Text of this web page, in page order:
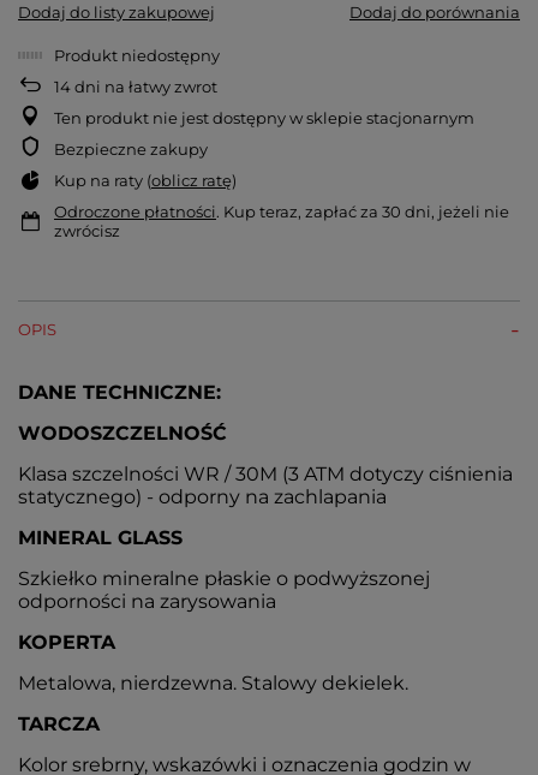
Dodaj do listy zakupowej Dodaj do porównania
Produkt niedostępny
14dni na łatwy zwrot
Ten produkt nie jest dostępny w sklepie stacjonarnym
Bezpieczne zakupy
Kup na raty (oblicz ratę)
Odroczone płatności. Kup teraz, zapłać za 30 dni, jeżeli nie
zwrócisz
OPIS
DANE TECHNICZNE:
WODOSZCZELNOŚĆ
Klasa szczelności WR / 30M (3 ATM dotyczy ciśnienia
statycznego) - odporny na zachlapania
MINERAL GLASS
Szkiełko mineralne płaskie o podwyższonej
odporności na zarysowania
KOPERTA
Metalowa, nierdzewna. Stalowy dekielek.
TARCZA
Kolor srebrny, wskazówki i oznaczenia godzin w